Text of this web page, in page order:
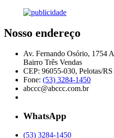
Nosso endereço
Av. Fernando Osório, 1754 A
Bairro Três Vendas
CEP: 96055-030, Pelotas/RS
Fone: (53) 3284-1450
abccc@abccc.com.br
WhatsApp
(53) 3284-1450